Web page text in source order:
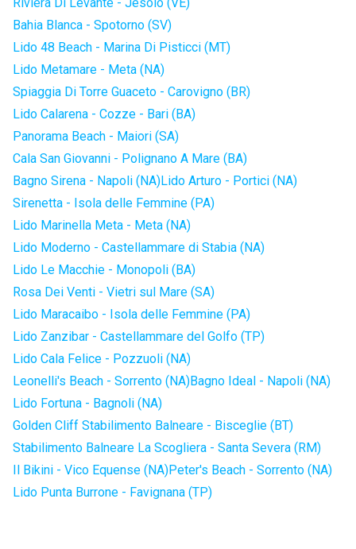
Bahia Blanca - Spotorno (SV)
Lido 48 Beach - Marina Di Pisticci (MT)
Lido Metamare - Meta (NA)
Spiaggia Di Torre Guaceto - Carovigno (BR)
Lido Calarena - Cozze - Bari (BA)
Panorama Beach - Maiori (SA)
Cala San Giovanni - Polignano A Mare (BA)
Bagno Sirena - Napoli (NA)Lido Arturo - Portici (NA)
Sirenetta - Isola delle Femmine (PA)
Lido Marinella Meta - Meta (NA)
Lido Moderno - Castellammare di Stabia (NA)
Lido Le Macchie - Monopoli (BA)
Rosa Dei Venti - Vietri sul Mare (SA)
Lido Maracaibo - Isola delle Femmine (PA)
Lido Zanzibar - Castellammare del Golfo (TP)
Lido Cala Felice - Pozzuoli (NA)
Leonelli's Beach - Sorrento (NA)Bagno Ideal - Napoli (NA)
Lido Fortuna - Bagnoli (NA)
Golden Cliff Stabilimento Balneare - Bisceglie (BT)
Stabilimento Balneare La Scogliera - Santa Severa (RM)
Il Bikini - Vico Equense (NA)Peter's Beach - Sorrento (NA)
Lido Punta Burrone - Favignana (TP)